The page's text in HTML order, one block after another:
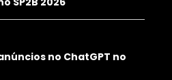
no ChatGPT no